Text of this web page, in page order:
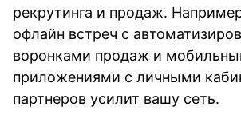
рекрутинга и продаж.
офлайн встреч с
воронками продаж и
приложениями с личными
партнеров усилит вашу сеть.